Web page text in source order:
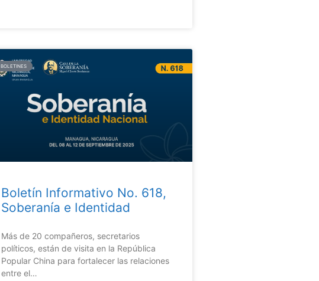
BOLETINES
Boletín Informativo No. 618,
Soberanía e Identidad
Más de 20 compañeros, secretarios
políticos, están de visita en la República
Popular China para fortalecer las relaciones
entre el…